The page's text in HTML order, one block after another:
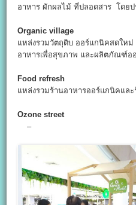
อาหาร ผักผลไม้ ที่ปลอดสาร โดย
Organic village
แหล่งรวมวัตถุดิบ ออร์แกนิคสดให
อาหารเพื่อสุขภาพ และผลิตภัณฑ์อ
Food refresh
แหล่งรวมร้านอาหารออร์แกนิคแล
Ozone street
–